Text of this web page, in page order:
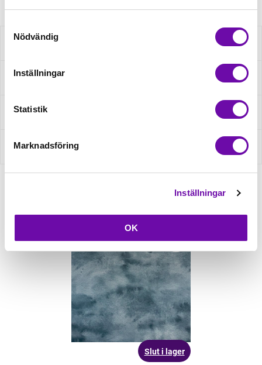
Nödvändig
Inställningar
Statistik
Marknadsföring
Inställningar
OK
Specifikation
Fråga om produkt
Recensioner
Slut i lager